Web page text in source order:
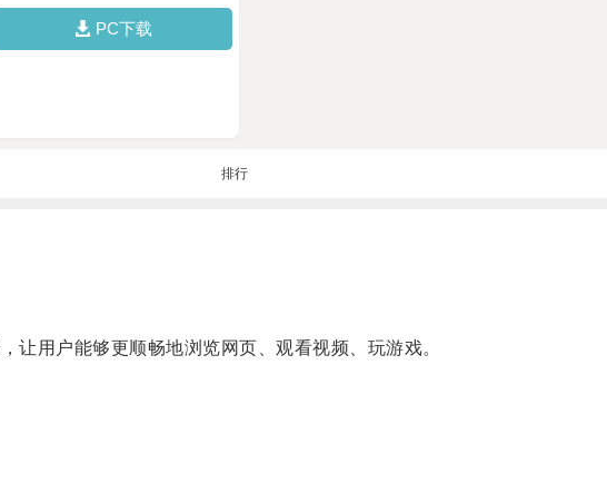
PC下载
排行
用户能够更顺畅地浏览网页、观看视频、玩游戏。